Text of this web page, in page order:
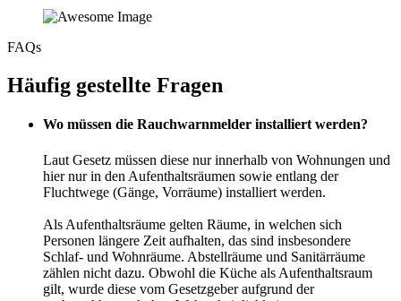
FAQs
Häufig gestellte Fragen
Wo müssen die Rauchwarnmelder installiert werden?
Laut Gesetz müssen diese nur innerhalb von Wohnungen und
hier nur in den Aufenthaltsräumen sowie entlang der
Fluchtwege (Gänge, Vorräume) installiert werden.
Als Aufenthaltsräume gelten Räume, in welchen sich
Personen längere Zeit aufhalten, das sind insbesondere
Schlaf- und Wohnräume. Abstellräume und Sanitärräume
zählen nicht dazu. Obwohl die Küche als Aufenthaltsraum
gilt, wurde diese vom Gesetzgeber aufgrund der